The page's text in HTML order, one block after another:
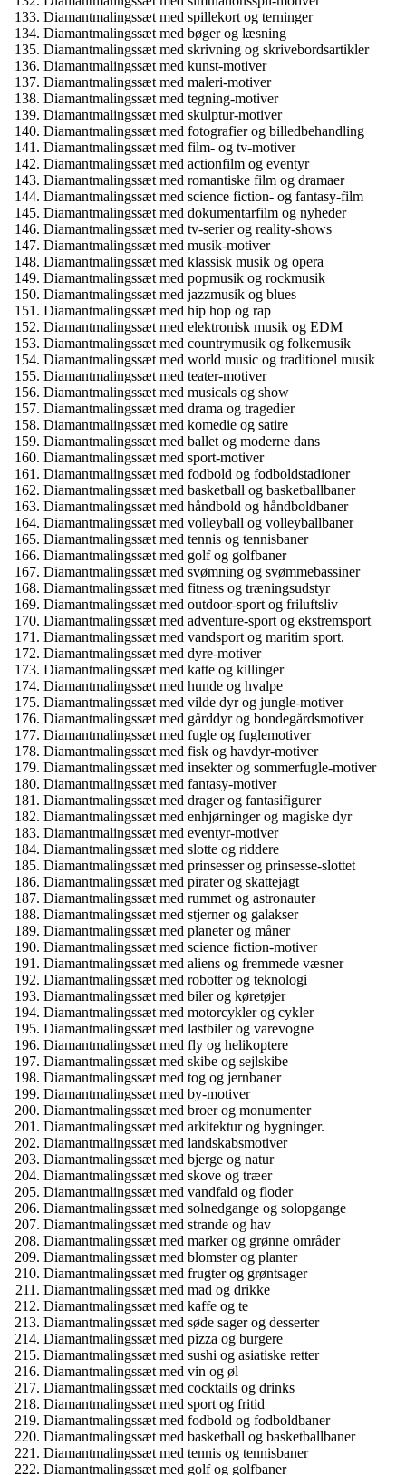
Diamantmalingssæt med spillekort og terninger
Diamantmalingssæt med bøger og læsning
Diamantmalingssæt med skrivning og skrivebordsartikler
Diamantmalingssæt med kunst-motiver
Diamantmalingssæt med maleri-motiver
Diamantmalingssæt med tegning-motiver
Diamantmalingssæt med skulptur-motiver
Diamantmalingssæt med fotografier og billedbehandling
Diamantmalingssæt med film- og tv-motiver
Diamantmalingssæt med actionfilm og eventyr
Diamantmalingssæt med romantiske film og dramaer
Diamantmalingssæt med science fiction- og fantasy-film
Diamantmalingssæt med dokumentarfilm og nyheder
Diamantmalingssæt med tv-serier og reality-shows
Diamantmalingssæt med musik-motiver
Diamantmalingssæt med klassisk musik og opera
Diamantmalingssæt med popmusik og rockmusik
Diamantmalingssæt med jazzmusik og blues
Diamantmalingssæt med hip hop og rap
Diamantmalingssæt med elektronisk musik og EDM
Diamantmalingssæt med countrymusik og folkemusik
Diamantmalingssæt med world music og traditionel musik
Diamantmalingssæt med teater-motiver
Diamantmalingssæt med musicals og show
Diamantmalingssæt med drama og tragedier
Diamantmalingssæt med komedie og satire
Diamantmalingssæt med ballet og moderne dans
Diamantmalingssæt med sport-motiver
Diamantmalingssæt med fodbold og fodboldstadioner
Diamantmalingssæt med basketball og basketballbaner
Diamantmalingssæt med håndbold og håndboldbaner
Diamantmalingssæt med volleyball og volleyballbaner
Diamantmalingssæt med tennis og tennisbaner
Diamantmalingssæt med golf og golfbaner
Diamantmalingssæt med svømning og svømmebassiner
Diamantmalingssæt med fitness og træningsudstyr
Diamantmalingssæt med outdoor-sport og friluftsliv
Diamantmalingssæt med adventure-sport og ekstremsport
Diamantmalingssæt med vandsport og maritim sport.
Diamantmalingssæt med dyre-motiver
Diamantmalingssæt med katte og killinger
Diamantmalingssæt med hunde og hvalpe
Diamantmalingssæt med vilde dyr og jungle-motiver
Diamantmalingssæt med gårddyr og bondegårdsmotiver
Diamantmalingssæt med fugle og fuglemotiver
Diamantmalingssæt med fisk og havdyr-motiver
Diamantmalingssæt med insekter og sommerfugle-motiver
Diamantmalingssæt med fantasy-motiver
Diamantmalingssæt med drager og fantasifigurer
Diamantmalingssæt med enhjørninger og magiske dyr
Diamantmalingssæt med eventyr-motiver
Diamantmalingssæt med slotte og riddere
Diamantmalingssæt med prinsesser og prinsesse-slottet
Diamantmalingssæt med pirater og skattejagt
Diamantmalingssæt med rummet og astronauter
Diamantmalingssæt med stjerner og galakser
Diamantmalingssæt med planeter og måner
Diamantmalingssæt med science fiction-motiver
Diamantmalingssæt med aliens og fremmede væsner
Diamantmalingssæt med robotter og teknologi
Diamantmalingssæt med biler og køretøjer
Diamantmalingssæt med motorcykler og cykler
Diamantmalingssæt med lastbiler og varevogne
Diamantmalingssæt med fly og helikoptere
Diamantmalingssæt med skibe og sejlskibe
Diamantmalingssæt med tog og jernbaner
Diamantmalingssæt med by-motiver
Diamantmalingssæt med broer og monumenter
Diamantmalingssæt med arkitektur og bygninger.
Diamantmalingssæt med landskabsmotiver
Diamantmalingssæt med bjerge og natur
Diamantmalingssæt med skove og træer
Diamantmalingssæt med vandfald og floder
Diamantmalingssæt med solnedgange og solopgange
Diamantmalingssæt med strande og hav
Diamantmalingssæt med marker og grønne områder
Diamantmalingssæt med blomster og planter
Diamantmalingssæt med frugter og grøntsager
Diamantmalingssæt med mad og drikke
Diamantmalingssæt med kaffe og te
Diamantmalingssæt med søde sager og desserter
Diamantmalingssæt med pizza og burgere
Diamantmalingssæt med sushi og asiatiske retter
Diamantmalingssæt med vin og øl
Diamantmalingssæt med cocktails og drinks
Diamantmalingssæt med sport og fritid
Diamantmalingssæt med fodbold og fodboldbaner
Diamantmalingssæt med basketball og basketballbaner
Diamantmalingssæt med tennis og tennisbaner
Diamantmalingssæt med golf og golfbaner